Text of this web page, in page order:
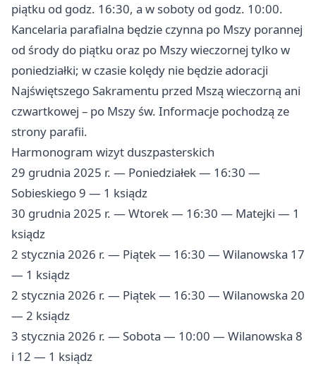
piątku od godz. 16:30, a w soboty od godz. 10:00.
Kancelaria parafialna będzie czynna po Mszy porannej
od środy do piątku oraz po Mszy wieczornej tylko w
poniedziałki; w czasie kolędy nie będzie adoracji
Najświętszego Sakramentu przed Mszą wieczorną ani
czwartkowej – po Mszy św. Informacje pochodzą ze
strony parafii.
Harmonogram wizyt duszpasterskich
29 grudnia 2025 r. — Poniedziałek — 16:30 —
Sobieskiego 9 — 1 ksiądz
30 grudnia 2025 r. — Wtorek — 16:30 — Matejki — 1
ksiądz
2 stycznia 2026 r. — Piątek — 16:30 — Wilanowska 17
— 1 ksiądz
2 stycznia 2026 r. — Piątek — 16:30 — Wilanowska 20
— 2 ksiądz
3 stycznia 2026 r. — Sobota — 10:00 — Wilanowska 8
i 12 — 1 ksiądz